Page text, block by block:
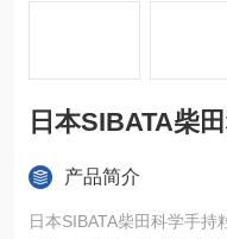
日本SIBATA柴
产品简介
日本SIBATA柴田科学手持